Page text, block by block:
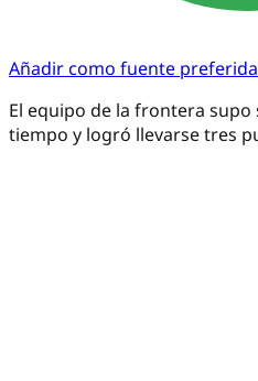
Añadir como fuente
El equipo de la frontera
tiempo y logró llevarse tres